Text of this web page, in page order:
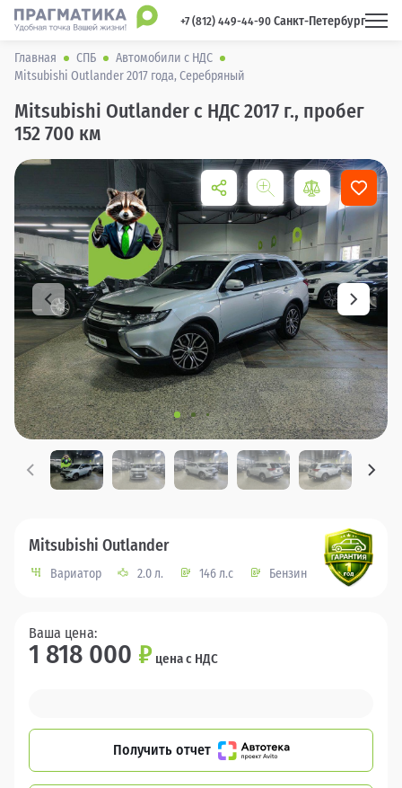
+7 (812) 449-44-90 Санкт-Петербург
Главная СПБ
Автомобили с НДС
Mitsubishi Outlander 2017 года, Серебряный
Mitsubishi Outlander с НДС 2017 г., пробег
152 700 км
Mitsubishi Outlander
Вариатор 2.0 л. 146 л.с Бензин
Ваша цена:
1 818 000 ₽ цена с НДС
Получить отчет